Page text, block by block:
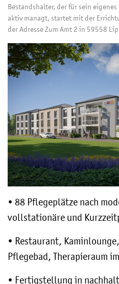
Bestandshalter, der für sein
aktiv managt, startet mit der
der Adresse Zum Amt 2 in 59558
• 88 Pflegeplätze nach
vollstationäre und
• Restaurant,
Pflegebad, Therapieraum
• Fertigstellung in